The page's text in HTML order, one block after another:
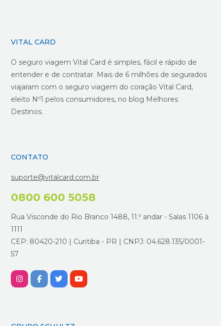
VITAL CARD
O seguro viagem Vital Card é simples, fácil e rápido de
entender e de contratar. Mais de 6 milhões de segurados
viajaram com o seguro viagem do coração Vital Card,
eleito Nº1 pelos consumidores, no blog Melhores
Destinos.
CONTATO
suporte@vitalcard.com.br
0800 600 5058
Rua Visconde do Rio Branco 1488, 11.º andar - Salas 1106 à
1111
CEP: 80420-210 | Curitiba - PR | CNPJ: 04.628.135/0001-
57